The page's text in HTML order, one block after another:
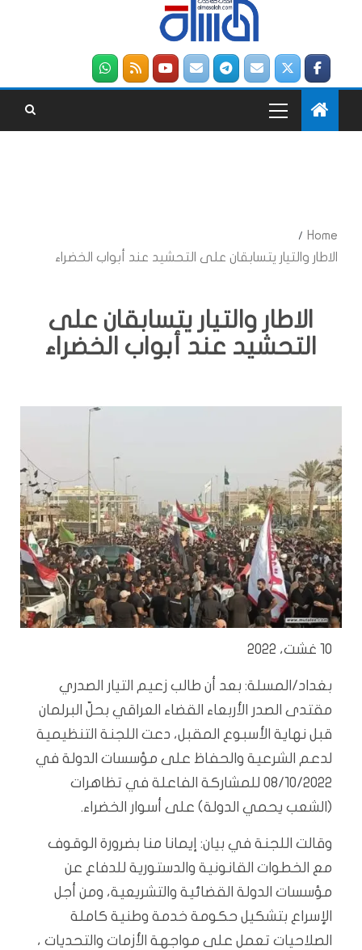
Home
الاطار والتيار يتسابقان على التحشيد عند أبواب الخضراء
الاطار والتيار يتسابقان على
التحشيد عند أبواب الخضراء
10 غشت، 2022
بغداد/المسلة: بعد أن طالب زعيم التيار الصدري
مقتدى الصدر الأربعاء القضاء العراقي بحلّ البرلمان
قبل نهاية الأسبوع المقبل، دعت اللجنة التنظيمية
لدعم الشرعية والحفاظ على مؤسسات الدولة في
08/10/2022 للمشاركة الفاعلة في تظاهرات
(الشعب يحمي الدولة) على أسوار الخضراء.
وقالت اللجنة في بيان: إيمانا منا بضرورة الوقوف
مع الخطوات القانونية والدستورية للدفاع عن
مؤسسات الدولة القضائية والتشريعية، ومن أجل
الإسراع بتشكيل حكومة خدمة وطنية كاملة
الصلاحيات تعمل على مواجهة الأزمات والتحديات ،